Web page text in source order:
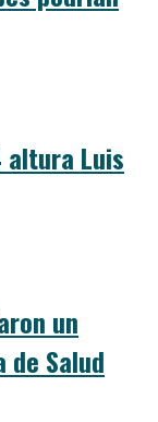
Luis
un
Salud